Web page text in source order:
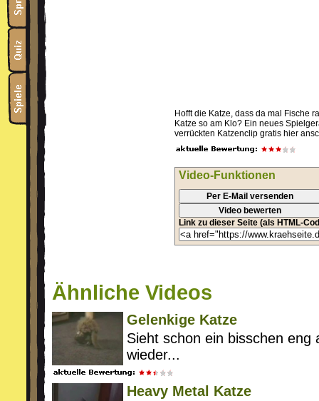
Hofft die Katze, dass da mal Fische
Katze so am Klo? Ein neues
verrückten Katzenclip gratis hier
Video-Funktionen
Per E-Mail versenden
Video bewerten
Link zu dieser Seite (als HTML-
Ähnliche Videos
Gelenkige Katze
Sieht schon ein bisschen eng
wieder...
Heavy Metal Katze